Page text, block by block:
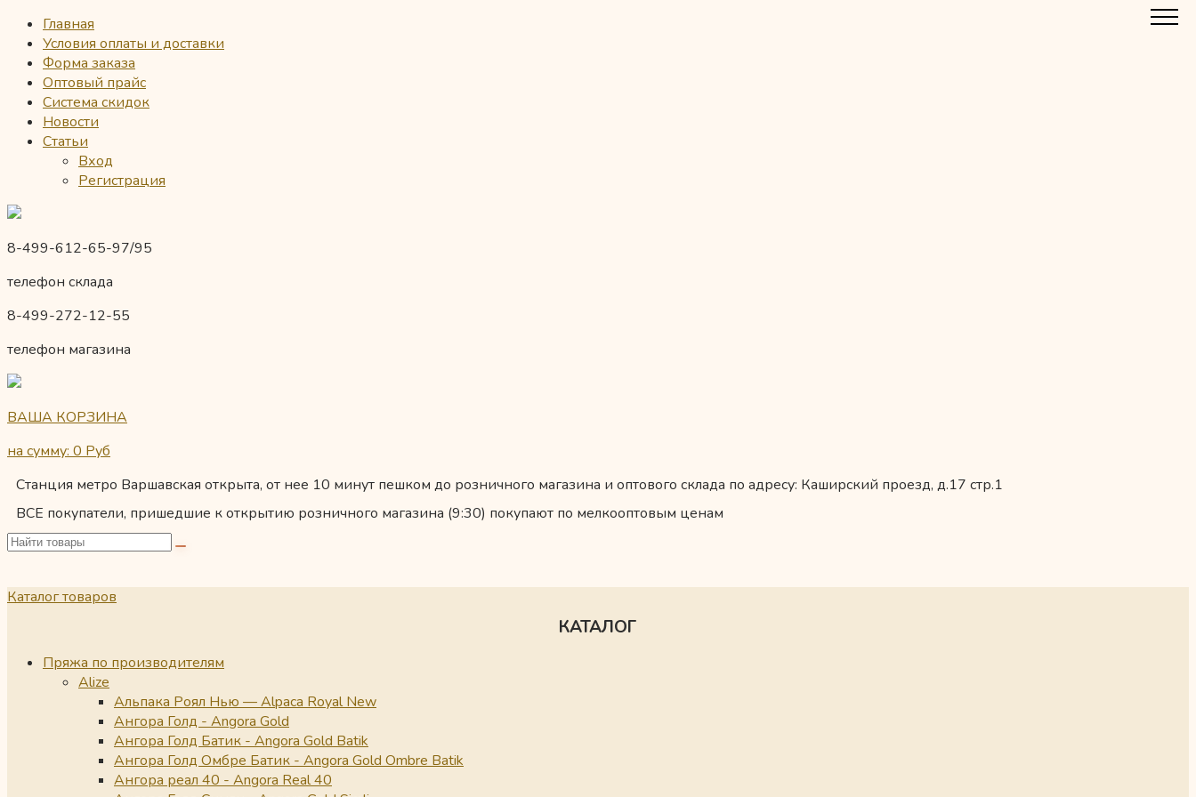
Главная
Условия оплаты и доставки
Форма заказа
Оптовый прайс
Система скидок
Новости
Статьи
Вход
Регистрация
8-499-612-65-97/95
телефон склада
8-499-272-12-55
телефон магазина
ВАША КОРЗИНА
на сумму: 0 Руб
Станция метро Варшавская открыта, от нее 10 минут пешком до розничного магазина и оптового склада по адресу: Каширский проезд, д.17 стр.1
ВСЕ покупатели, пришедшие к открытию розничного магазина (9:30) покупают по мелкооптовым ценам
Каталог товаров
КАТАЛОГ
Пряжа по производителям
Alize
Альпака Роял Нью — Alpaca Royal New
Ангора Голд - Angora Gold
Ангора Голд Батик - Angora Gold Batik
Ангора Голд Омбре Батик - Angora Gold Ombre Batik
Ангора реал 40 - Angora Real 40